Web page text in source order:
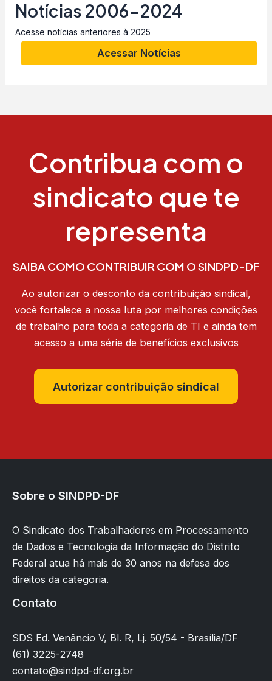
Notícias 2006-2024
Acesse notícias anteriores à 2025
Acessar Notícias
Contribua com o
sindicato que te
representa
SAIBA COMO CONTRIBUIR COM O SINDPD-DF
Ao autorizar o desconto da contribuição sindical,
você fortalece a nossa luta por melhores condições
de trabalho para toda a categoria de TI e ainda tem
acesso a uma série de benefícios exclusivos
Autorizar contribuição sindical
Sobre o SINDPD-DF
O Sindicato dos Trabalhadores em Processamento
de Dados e Tecnologia da Informação do Distrito
Federal atua há mais de 30 anos na defesa dos
direitos da categoria.
Contato
SDS Ed. Venâncio V, Bl. R, Lj. 50/54 - Brasília/DF
(61) 3225-2748
contato@sindpd-df.org.br